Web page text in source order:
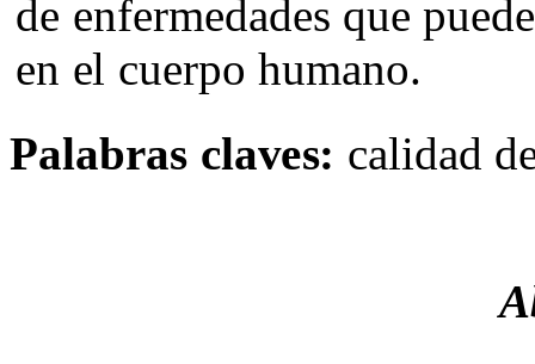
de enfermedades que puede
en el cuerpo humano.
Palabras claves: calidad
A